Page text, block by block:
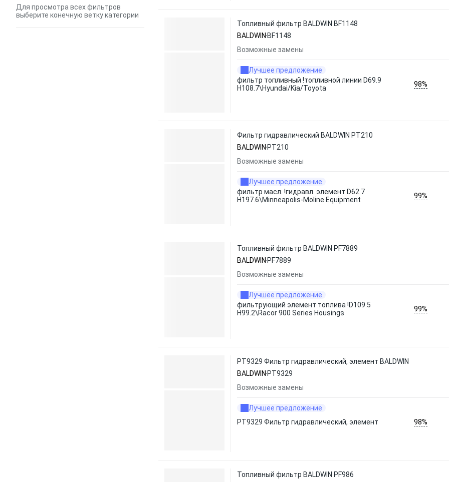
Для просмотра всех фильтров
выберите конечную ветку категории
Топливный фильтр BALDWIN BF1148
BALDWIN BF1148
Возможные замены
Лучшее предложение
фильтр топливный !топливной линии D69.9
H108.7\Hyundai/Kia/Toyota
98%
Фильтр гидравлический BALDWIN PT210
BALDWIN PT210
Возможные замены
Лучшее предложение
фильтр масл. !гидравл. элемент D62.7
H197.6\Minneapolis-Moline Equipment
99%
Топливный фильтр BALDWIN PF7889
BALDWIN PF7889
Возможные замены
Лучшее предложение
фильтрующий элемент топлива !D109.5
H99.2\Racor 900 Series Housings
99%
PT9329 Фильтр гидравлический, элемент BALDWIN
BALDWIN PT9329
Возможные замены
Лучшее предложение
PT9329 Фильтр гидравлический, элемент
98%
Топливный фильтр BALDWIN PF986